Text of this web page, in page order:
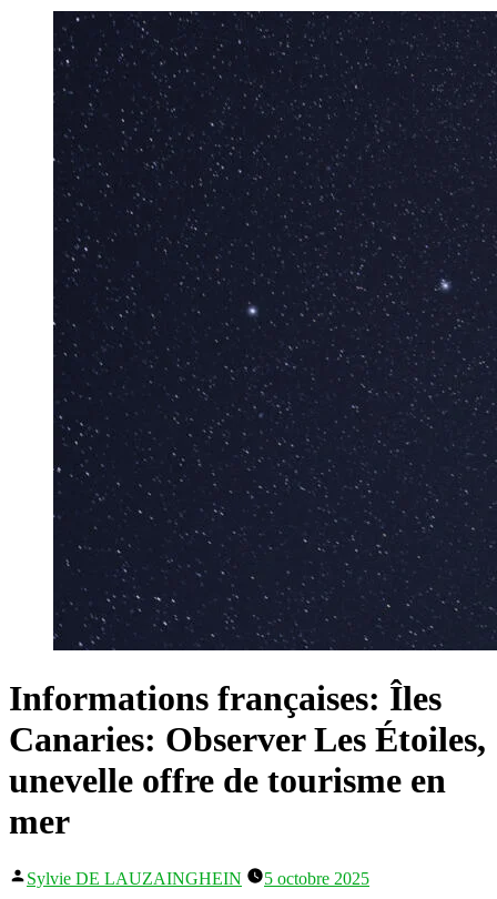
Informations françaises: Îles
Canaries: Observer Les Étoiles,
unevelle offre de tourisme en
mer
Publié
Sylvie DE LAUZAINGHEIN 5 octobre 2025